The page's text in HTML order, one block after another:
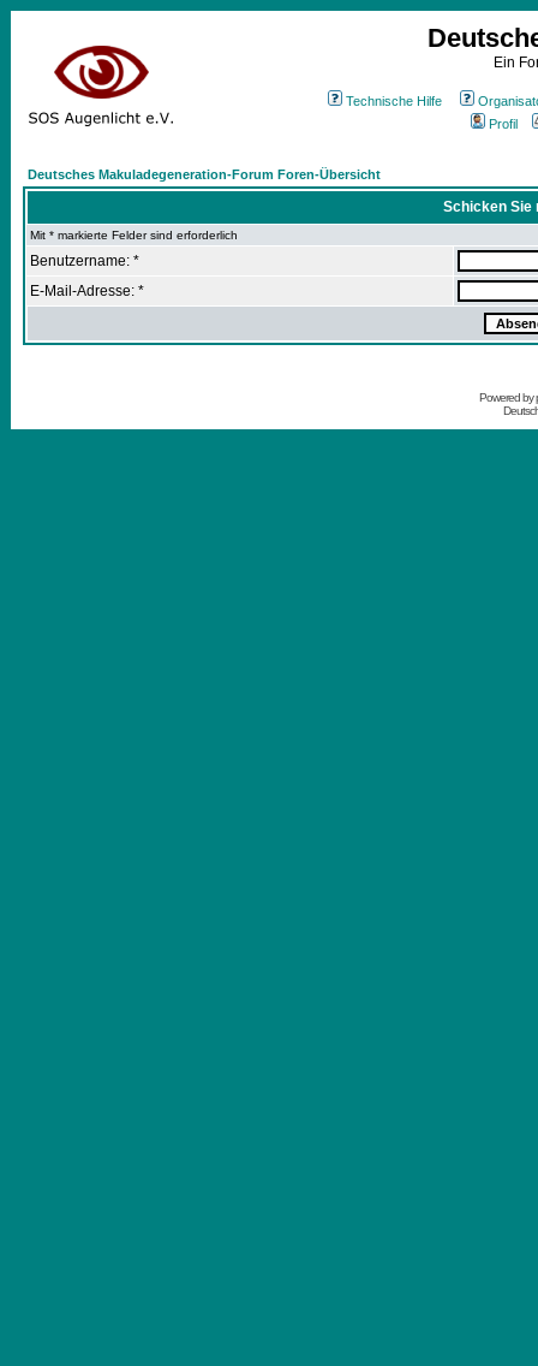
Ein
Technische Hilfe
Profil
Deutsches Makuladegeneration-Forum Foren-Übersicht
Schicken Sie
Mit * markierte Felder sind erforderlich
Benutzername: *
E-Mail-Adresse: *
Powered by